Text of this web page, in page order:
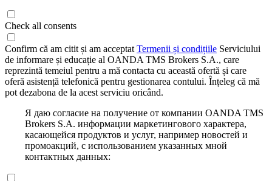
Check all consents
Confirm că am citit și am acceptat Termenii și condițiile Serviciului
de informare și educație al OANDA TMS Brokers S.A., care
reprezintă temeiul pentru a mă contacta cu această ofertă și care
oferă asistență telefonică pentru gestionarea contului. Înțeleg că mă
pot dezabona de la acest serviciu oricând.
Я даю согласие на получение от компании OANDA TMS
Brokers S.A. информации маркетингового характера,
касающейся продуктов и услуг, например новостей и
промоакций, с использованием указанных мной
контактных данных: